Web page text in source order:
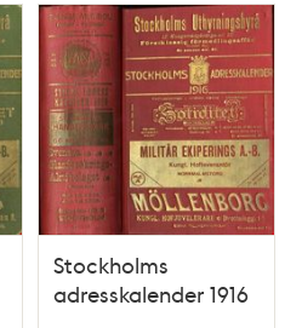
Stockholms
adresskalender 1916